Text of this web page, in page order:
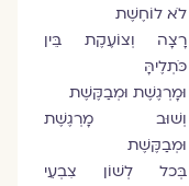
לֹא לוֹחֶשֶׁת
רָצָה וְצוֹעֶקֶת בֵּין
כֹּתְלֶיהָּ
וּמָרְגֶשֶׁת וּמְבַקֶּשֶׁת
וְשׁוּב מָרְגֶשֶׁת
וּמְבַקֶּשֶׁת
בְּכל לְשׁוֹן צִבְעֵי